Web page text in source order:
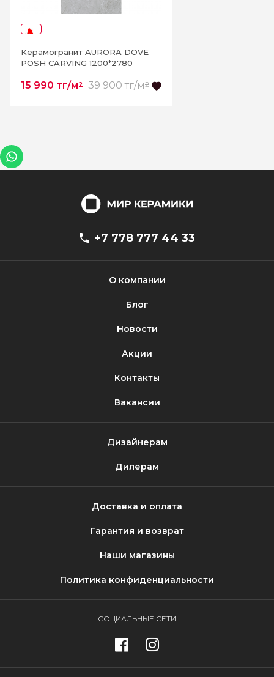
Керамогранит AURORA DOVE
POSH CARVING 1200*2780
15 990 тг/м2 39 900 тг/м2
+7 778 777 44 33
О компании
Блог
Новости
Акции
Контакты
Вакансии
Дизайнерам
Дилерам
Доставка и оплата
Гарантия и возврат
Наши магазины
Политика конфиденциальности
СОЦИАЛЬНЫЕ СЕТИ